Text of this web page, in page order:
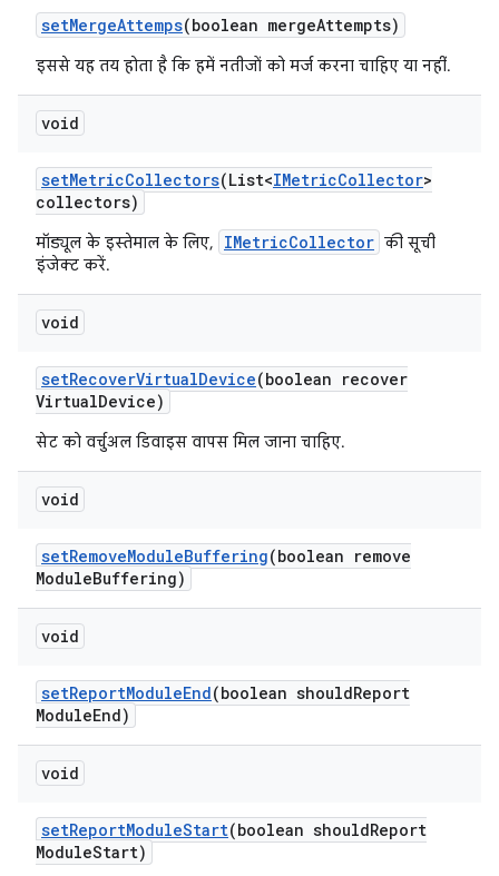
setMergeAttemps(boolean mergeAttempts)
इससे यह तय होता है कि हमें नतीजों को मर्ज करना चाहिए या नहीं.
void
setMetricCollectors(List<IMetricCollector>
collectors)
मॉड्यूल के इस्तेमाल के लिए, IMetricCollector की सूची
इंजेक्ट करें.
void
setRecoverVirtualDevice(boolean recover
VirtualDevice)
सेट को वर्चुअल डिवाइस वापस मिल जाना चाहिए.
void
setRemoveModuleBuffering(boolean remove
ModuleBuffering)
void
setReportModuleEnd(boolean shouldReport
ModuleEnd)
void
setReportModuleStart(boolean shouldReport
ModuleStart)